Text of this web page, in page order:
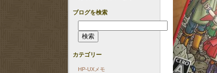
ブログを検索
索:
カテゴリー
HP-UXメモ